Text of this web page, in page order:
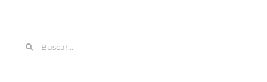
Buscar: